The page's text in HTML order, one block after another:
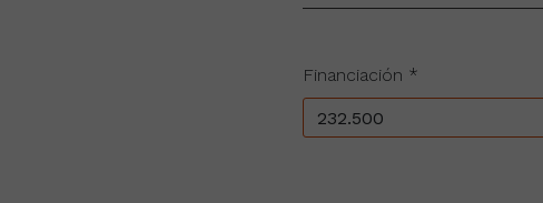
Financiación *